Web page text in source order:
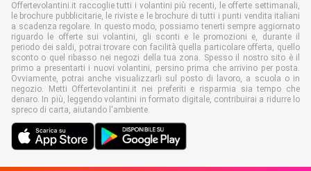
Offertevolantini.it raccoglie tutti i volantini più recenti, le offerte settimanali,
le brochure pubblicitarie, le riviste e le brochure di tutti i punti vendita italiani
a scadenza regolare. In questo modo, possiamo tenerti sempre aggiornato
riguardo le offerte sui volantini, gli sconti e le promozioni e, durante il
periodo dei saldi, potrai trovare con facilità quella particolare offerta, quello
sconto o quel ribasso nei negozi della tua zona. Spesso il nostro sito è il
primo a presentarti i nuovi volantini, persino prima che arrivino per posta.
Ovviamente, potrai anche visualizzarli sul posto di lavoro, a scuola o in
negozio. Metti Offertevolantini.it nei preferiti e risparmia sia tempo che
denaro. In più, leggendo volantini in formato digitale, contribuirai a ridurre lo
spreco di carta, aiutando l'ambiente.